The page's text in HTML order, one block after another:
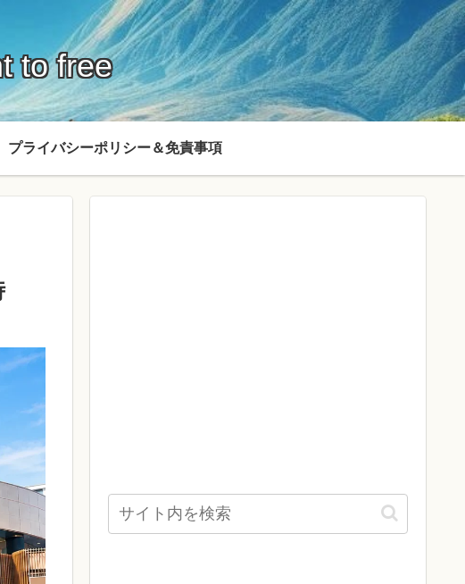
to free
プライバシーポリシー＆免責事項